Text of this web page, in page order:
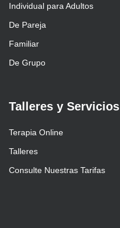
Individual para Adultos
De Pareja
Familiar
De Grupo
Talleres y Servicios
Terapia Online
Talleres
Consulte Nuestras Tarifas